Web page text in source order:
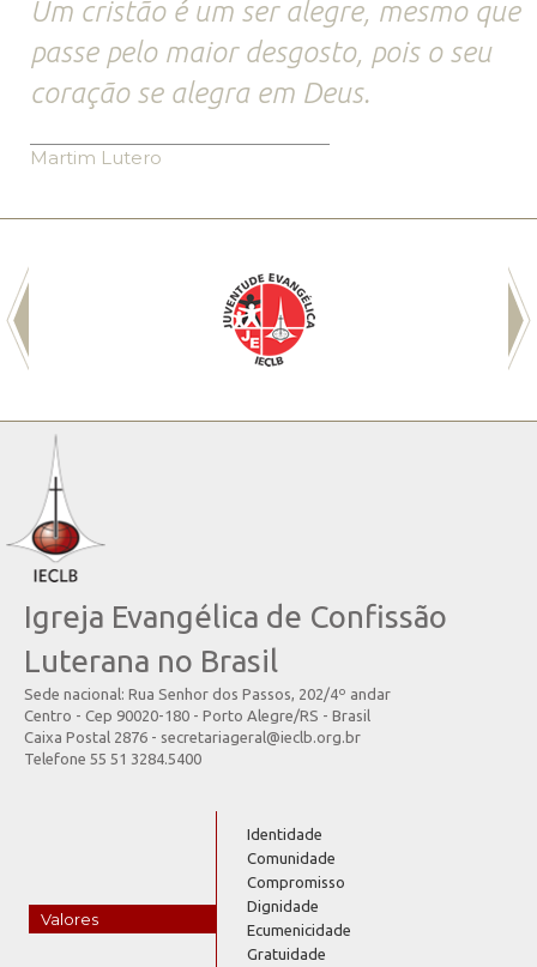
Um cristão é um ser alegre, mesmo que
passe pelo maior desgosto, pois o seu
coração se alegra em Deus.
Martim Lutero
Igreja Evangélica de Confissão
Luterana no Brasil
Sede nacional: Rua Senhor dos Passos, 202/4º andar
Centro - Cep 90020-180 - Porto Alegre/RS - Brasil
Caixa Postal 2876 - secretariageral@ieclb.org.br
Telefone 55 51 3284.5400
Valores
Identidade
Comunidade
Compromisso
Dignidade
Ecumenicidade
Gratuidade